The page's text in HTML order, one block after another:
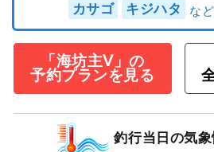
カサゴ キジハタ
「海坊主Ⅴ」の
予約プランを見る
釣行当日の気